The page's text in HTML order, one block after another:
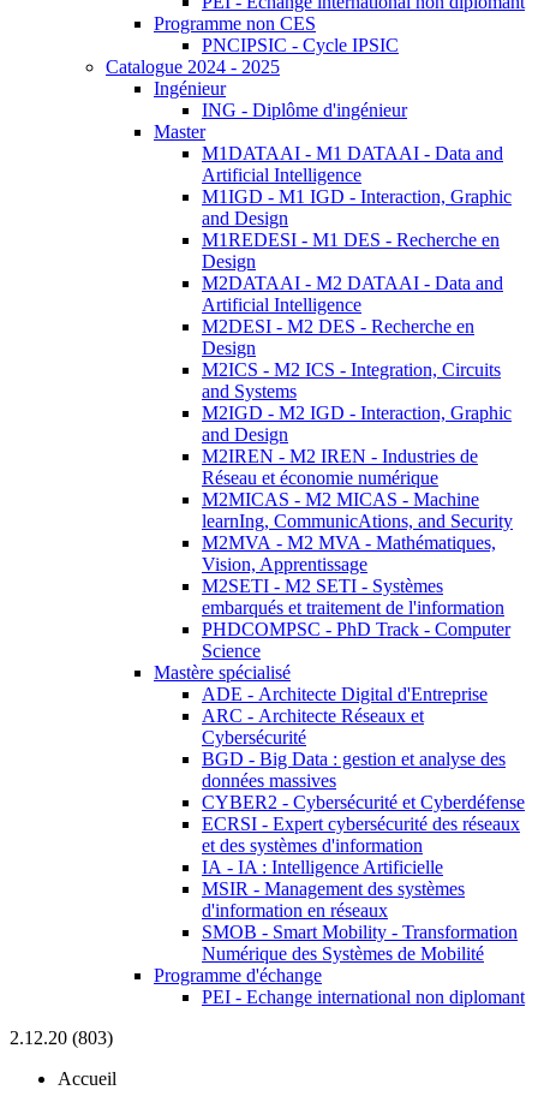
Programme non CES
PNCIPSIC - Cycle IPSIC
Catalogue 2024 - 2025
Ingénieur
ING - Diplôme d'ingénieur
Master
M1DATAAI - M1 DATAAI - Data and
Artificial Intelligence
M1IGD - M1 IGD - Interaction, Graphic
and Design
M1REDESI - M1 DES - Recherche en
Design
M2DATAAI - M2 DATAAI - Data and
Artificial Intelligence
M2DESI - M2 DES - Recherche en
Design
M2ICS - M2 ICS - Integration, Circuits
and Systems
M2IGD - M2 IGD - Interaction, Graphic
and Design
M2IREN - M2 IREN - Industries de
Réseau et économie numérique
M2MICAS - M2 MICAS - Machine
learnIng, CommunicAtions, and Security
M2MVA - M2 MVA - Mathématiques,
Vision, Apprentissage
M2SETI - M2 SETI - Systèmes
embarqués et traitement de l'information
PHDCOMPSC - PhD Track - Computer
Science
Mastère spécialisé
ADE - Architecte Digital d'Entreprise
ARC - Architecte Réseaux et
Cybersécurité
BGD - Big Data : gestion et analyse des
données massives
CYBER2 - Cybersécurité et Cyberdéfense
ECRSI - Expert cybersécurité des réseaux
et des systèmes d'information
IA - IA : Intelligence Artificielle
MSIR - Management des systèmes
d'information en réseaux
SMOB - Smart Mobility - Transformation
Numérique des Systèmes de Mobilité
Programme d'échange
PEI - Echange international non diplomant
2.12.20 (803)
Accueil